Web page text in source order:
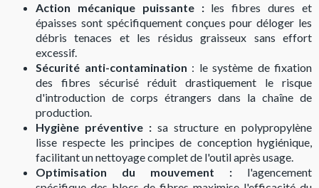
Action mécanique puissante : les fibres dures et
épaisses sont spécifiquement conçues pour déloger les
débris tenaces et les résidus graisseux sans effort
excessif.
Sécurité anti-contamination : le système de fixation
des fibres sécurisé réduit drastiquement le risque
d'introduction de corps étrangers dans la chaîne de
production.
Hygiène préventive : sa structure en polypropylène
lisse respecte les principes de conception hygiénique,
facilitant un nettoyage complet de l'outil après usage.
Optimisation du mouvement : l'agencement